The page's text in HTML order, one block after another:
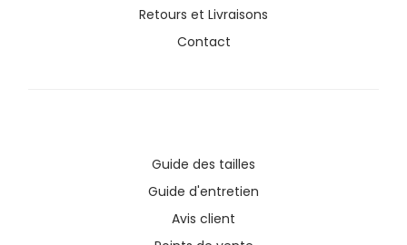
Retours et Livraisons
Contact
Guide des tailles
Guide d'entretien
Avis client